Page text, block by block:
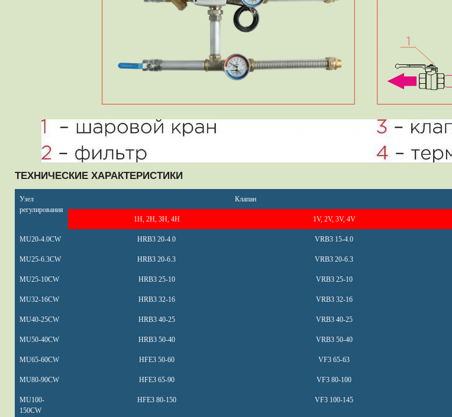
ТЕХНИЧЕСКИЕ ХАРАКТЕРИСТИКИ
Узел
регулирования
Клапан
1H, 2H, 3H, 4H 1V, 2V, 3V, 4V
MU20-4.0CW HRB3 20-4.0 VRB3 15-4.0
MU25-6.3CW HRB3 20-6.3 VRB3 20-6.3
MU25-10CW HRB3 25-10 VRB3 25-10
MU32-16CW HRB3 32-16 VRB3 32-16
MU40-25CW HRB3 40-25 VRB3 40-25
MU50-40CW HRB3 50-40 VRB3 50-40
MU65-60CW HFE3 50-60 VF3 65-63
MU80-90CW HFE3 65-90 VF3 80-100
MU100-
150CW
HFE3 80-150 VF3 100-145